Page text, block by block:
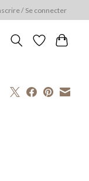
/ Se connecter